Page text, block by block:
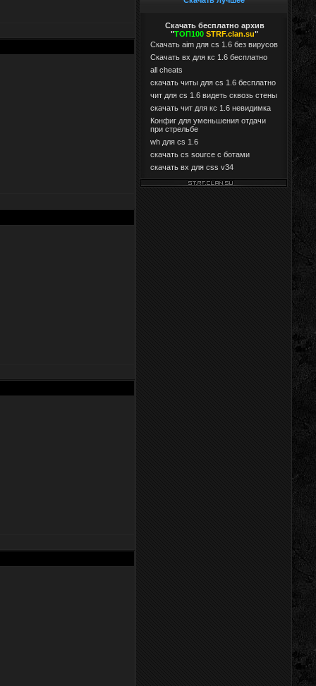
Скачать бесплатно архив
"ТОП100 STRF.clan.su"
Скачать aim для cs 1.6 без вирусов
Cкачать вх для кс 1.6 бесплатно
all cheats
скачать читы для cs 1.6 бесплатно
чит для cs 1.6 видеть сквозь стены
скачать чит для кс 1.6 невидимка
Конфиг для уменьшения отдачи
при стрельбе
wh для cs 1.6
скачать cs source с ботами
скачать вх для css v34